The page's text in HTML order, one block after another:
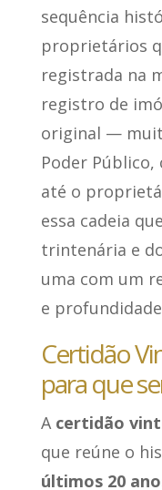
sequência
proprietários
registrada na
registro de
original —
Poder Público,
até o
essa cadeia
trintenária e
uma com um
e
Certidão
para que
A certidão
que reúne o
últimos 20